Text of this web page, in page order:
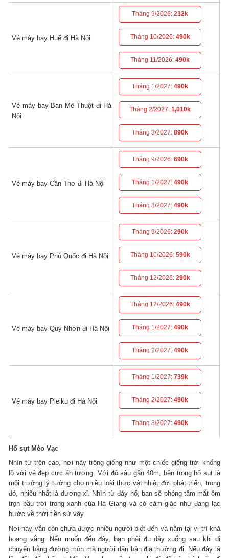
Vé máy bay Huế đi Hà Nội
Tháng 9/2026:232k
Tháng 10/2026: 490k
Tháng 11/2026:490k
Vé máy bay Ban Mê Thuột đi Hà
Nội
Tháng 1/2027:490k
Tháng 2/2027:1,010k
Tháng 3/2027:890k
Vé máy bay Cần Thơ đi Hà Nội
Tháng 9/2026:690k
Tháng 1/2027:490k
Tháng 3/2027:490k
Vé máy bay Phú Quốc đi Hà Nội
Tháng 9/2026:290k
Tháng 10/2026: 590k
Tháng 12/2026: 290k
Vé máy bay Quy Nhơn đi Hà Nội
Tháng 12/2026: 490k
Tháng 1/2027:490k
Tháng 2/2027:490k
Vé máy bay Pleiku đi Hà Nội
Tháng 1/2027:739k
Tháng 2/2027:490k
Tháng 3/2027:490k
Hố sụt Mèo Vạc
Nhìn từ trên cao, nơi này trông giống như một chiếc giếng trời khổng
lồ với vẻ đẹp cực ấn tượng. Với độ sâu gần 40m, bên trong hố sụt là
môi trường lý tưởng cho nhiều loài thực vật nhiệt đới phát triển, trong
đó, nhiều nhất là dương xỉ. Nhìn từ đáy hố, bạn sẽ phóng tầm mắt ôm
trọn bầu trời trong xanh của Hà Giang và có cảm giác như đang lạc
bước về thời tiền sử vậy.
Nơi này vẫn còn chưa được nhiều người biết đến và nằm tại vị trí khá
hoang vắng. Nếu muốn đến đây, bạn phải đu dây xuống sau khi di
chuyển bằng đường mòn mà người dân bản địa thường đi. Nếu đây là